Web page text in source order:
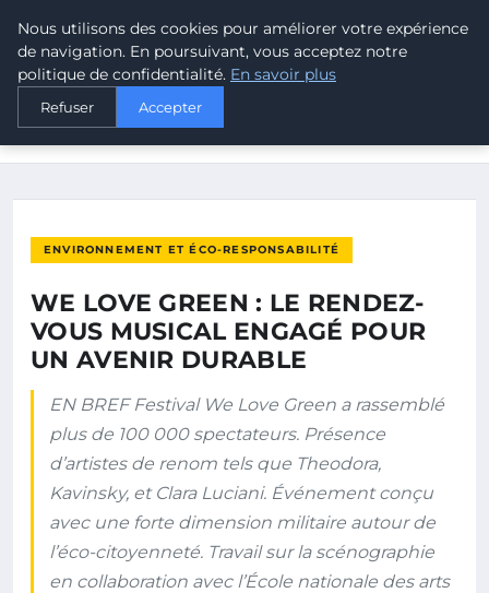
MALTA CLIMATE
ACCUEIL
WE LOVE GREEN : LE RENDEZ-VOUS MUSICAL ENGAGÉ POUR
ENVIRONNEMENT ET ÉCO-RESPONSABILITÉ
WE LOVE GREEN : LE RENDEZ-
VOUS MUSICAL ENGAGÉ POUR
UN AVENIR DURABLE
EN BREF Festival We Love Green a rassemblé
plus de 100 000 spectateurs. Présence
d’artistes de renom tels que Theodora,
Kavinsky, et Clara Luciani. Événement conçu
avec une forte dimension militaire autour de
l’éco-citoyenneté. Travail sur la scénographie
en collaboration avec l’École nationale des arts
Nous utilisons des cookies pour améliorer votre expérience
de navigation. En poursuivant, vous acceptez notre
politique de confidentialité. En savoir plus
Refuser Accepter